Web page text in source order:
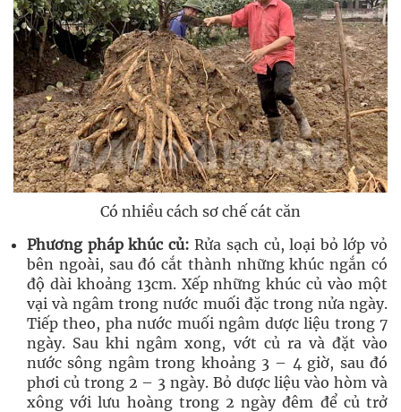
Có nhiều cách sơ chế cát căn
Phương pháp khúc củ: Rửa sạch củ, loại bỏ lớp vỏ
bên ngoài, sau đó cắt thành những khúc ngắn có
độ dài khoảng 13cm. Xếp những khúc củ vào một
vại và ngâm trong nước muối đặc trong nửa ngày.
Tiếp theo, pha nước muối ngâm dược liệu trong 7
ngày. Sau khi ngâm xong, vớt củ ra và đặt vào
nước sông ngâm trong khoảng 3 – 4 giờ, sau đó
phơi củ trong 2 – 3 ngày. Bỏ dược liệu vào hòm và
xông với lưu hoàng trong 2 ngày đêm để củ trở